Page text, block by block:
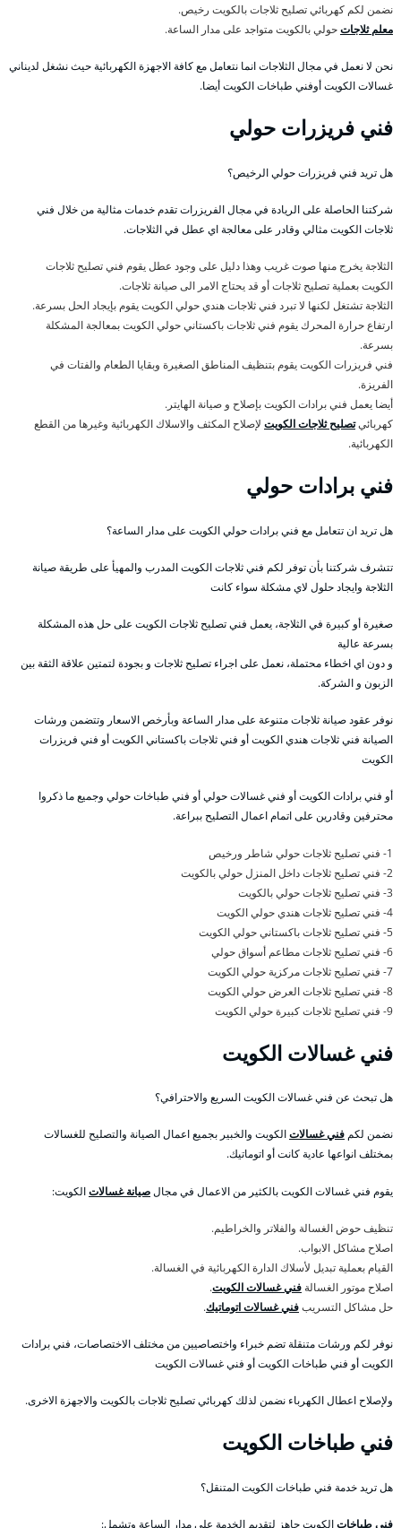
نضمن لكم كهربائي تصليح ثلاجات بالكويت رخيص.
معلم ثلاجاتحولي بالكويت متواجد على مدار الساعة.
نحن لا نعمل في مجال الثلاجات انما نتعامل مع كافة الاجهزة الكهربائية حيث نشغل لديناني
غسالات الكويت أوفني طباخات الكويت أيضا.
فني فريزرات حولي
هل تريد فني فريزرات حولي الرخيص؟
شركتنا الحاصلة على الريادة في مجال الفريزرات تقدم خدمات مثالية من خلال فني
ثلاجات الكويت مثالي وقادر على معالجة اي عطل في الثلاجات.
الثلاجة يخرج منها صوت غريب وهذا دليل على وجود عطل يقوم فني تصليح ثلاجات
الكويت بعملية تصليح ثلاجات أو قد يحتاج الامر الى صيانة ثلاجات.
الثلاجة تشتغل لكنها لا تبرد فني ثلاجات هندي حولي الكويت يقوم بإيجاد الحل بسرعة.
ارتفاع حرارة المحرك يقوم فني ثلاجات باكستاني حولي الكويت بمعالجة المشكلة
بسرعة.
فني فريزرات الكويت يقوم بتنظيف المناطق الصغيرة وبقايا الطعام والفتات في
الفريزة.
أيضا يعمل فني برادات الكويت بإصلاح و صيانة الهايتر.
كهربائيتصليح ثلاجات الكويت لإصلاح المكثف والاسلاك الكهربائية وغيرها من القطع
الكهربائية.
فني برادات حولي
هل تريد ان تتعامل مع فني برادات حولي الكويت على مدار الساعة؟
تتشرف شركتنا بأن توفر لكم فني ثلاجات الكويت المدرب والمهيأ على طريقة صيانة
الثلاجة وايجاد حلول لاي مشكلة سواء كانت
صغيرة أو كبيرة في الثلاجة، يعمل فني تصليح ثلاجات الكويت على حل هذه المشكلة
بسرعة عالية
و دون اي اخطاء محتملة، نعمل على اجراء تصليح ثلاجات و بجودة لتمتين علاقة الثقة بين
الزبون و الشركة.
نوفر عقود صيانة ثلاجات متنوعة على مدار الساعة وبأرخص الاسعار وتتضمن ورشات
الصيانة فني ثلاجات هندي الكويت أو فني ثلاجات باكستاني الكويت أو فني فريزرات
الكويت
أو فني برادات الكويت أو فني غسالات حولي أو فني طباخات حولي وجميع ما ذكروا
محترفين وقادرين على اتمام اعمال التصليح ببراعة.
1- فني تصليح ثلاجات حولي شاطر ورخيص
2- فني تصليح ثلاجات داخل المنزل حولي بالكويت
3- فني تصليح ثلاجات حولي بالكويت
4- فني تصليح ثلاجات هندي حولي الكويت
5- فني تصليح ثلاجات باكستاني حولي الكويت
6- فني تصليح ثلاجات مطاعم أسواق حولي
7- فني تصليح ثلاجات مركزية حولي الكويت
8- فني تصليح ثلاجات العرض حولي الكويت
9- فني تصليح ثلاجات كبيرة حولي الكويت
فني غسالات الكويت
هل تبحث عن فني غسالات الكويت السريع والاحترافي؟
نضمن لكمفني غسالاتالكويت والخبير بجميع اعمال الصيانة والتصليح للغسالات
بمختلف انواعها عادية كانت أو اتوماتيك.
يقوم فني غسالات الكويت بالكثير من الاعمال في مجالصيانة غسالاتالكويت:
تنظيف حوض الغسالة والفلاتر والخراطيم.
اصلاح مشاكل الابواب.
القيام بعملية تبديل لأسلاك الدارة الكهربائية في الغسالة.
اصلاح موتور الغسالة فني غسالات الكويت.
حل مشاكل التسريبفني غسالات اتوماتيك.
نوفر لكم ورشات متنقلة تضم خبراء واختصاصيين من مختلف الاختصاصات، فني برادات
الكويت أو فني طباخات الكويت أو فني غسالات الكويت
ولإصلاح اعطال الكهرباء نضمن لذلك كهربائي تصليح ثلاجات بالكويت والاجهزة الاخرى.
فني طباخات الكويت
هل تريد خدمة فني طباخات الكويت المتنقل؟
فني طباخاتالكويت جاهز لتقديم الخدمة على مدار الساعة وتشمل: